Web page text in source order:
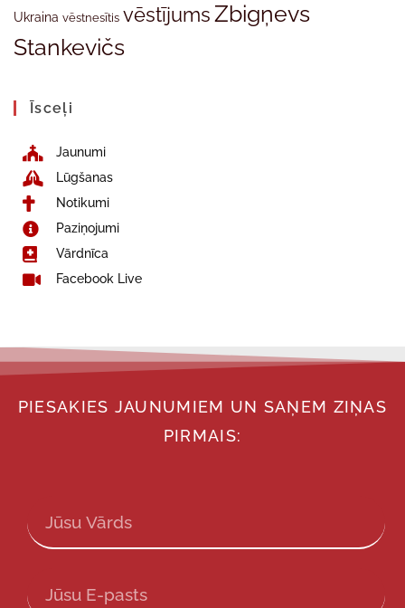
Ukraina vēstnesītis vēstījumsZbigņevs
Stankevičs
Īsceļi
Jaunumi
Lūgšanas
Notikumi
Paziņojumi
Vārdnīca
Facebook Live
PIESAKIES JAUNUMIEM UN SAŅEM ZIŅAS
PIRMAIS: